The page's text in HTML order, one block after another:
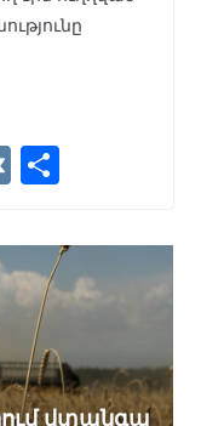
V
ar
e
վտանգա